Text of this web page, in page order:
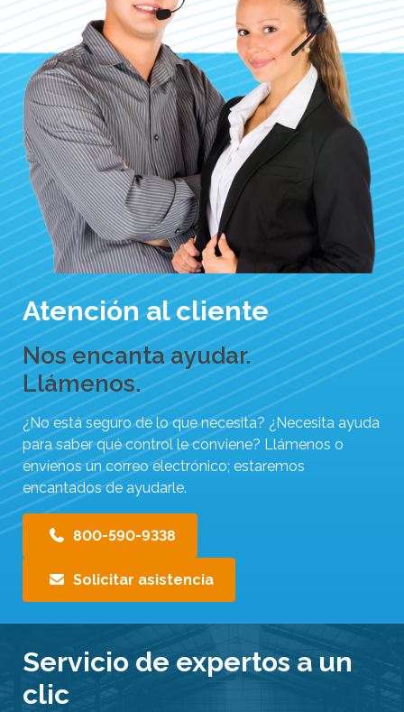
Atención al cliente
Nos encanta ayudar.
Llámenos.
¿No está seguro de lo que necesita? ¿Necesita ayuda
para saber qué control le conviene? Llámenos o
envíenos un correo electrónico; estaremos
encantados de ayudarle.
800-590-9338
Solicitar asistencia
Servicio de expertos a un
clic